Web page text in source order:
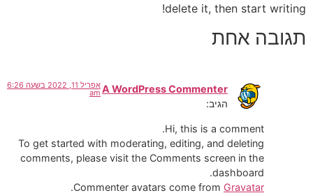
delete it, then start writing!
תגובה אחת
A WordPress Commenter
הגיב:
אפריל 11, 2022 בשעה 6:26
am
Hi, this is a comment.
To get started with moderating, editing, and deleting
comments, please visit the Comments screen in the
dashboard.
Commenter avatars come from Gravatar
.